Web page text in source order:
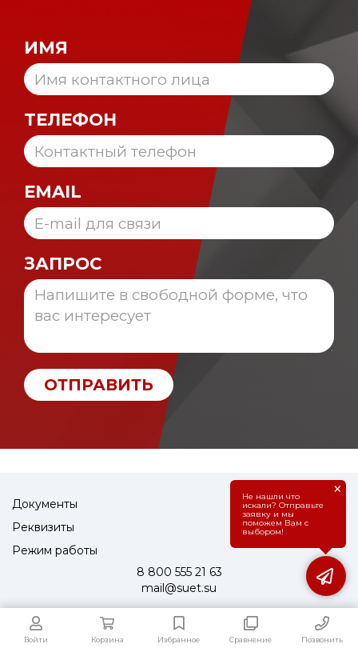
Войти Корзина Избранное Сравнение Позвонить
ИМЯ
ТЕЛЕФОН
EMAIL
ЗАПРОС
ОТПРАВИТЬ
Документы
Реквизиты
Режим работы
8 800 555 21 63
mail@suet.su
Не нашли что
искали? Отправьте
заявку и мы
поможем Вам с
выбором!
×